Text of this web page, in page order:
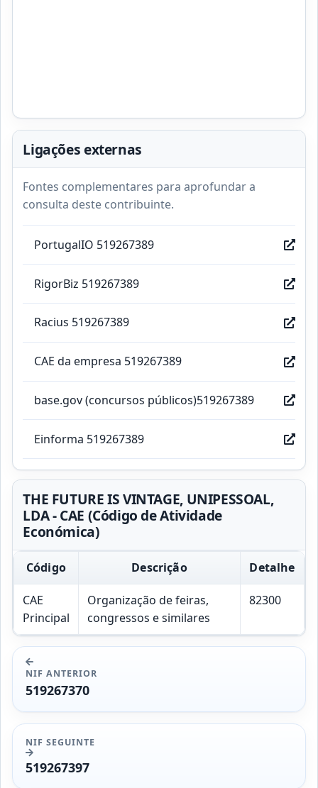
Ligações externas
Fontes complementares para aprofundar a
consulta deste contribuinte.
PortugalIO 519267389
RigorBiz 519267389
Racius 519267389
CAE da empresa 519267389
base.gov (concursos públicos)519267389
Einforma 519267389
THE FUTURE IS VINTAGE, UNIPESSOAL,
LDA - CAE (Código de Atividade
Económica)
Código Descrição Detalhe
CAE
Principal
Organização de feiras,
congressos e similares
82300
NIF ANTERIOR
519267370
NIF SEGUINTE
519267397